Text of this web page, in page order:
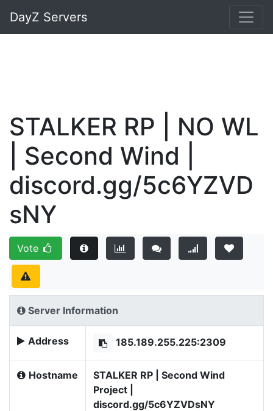
DayZ Servers
STALKER RP | NO WL
| Second Wind |
discord.gg/5c6YZVD
sNY
Vote
Server Information
Address 185.189.255.225:2309
Hostname
STALKER RP | Second Wind
Project |
discord.gg/5c6YZVDsNY